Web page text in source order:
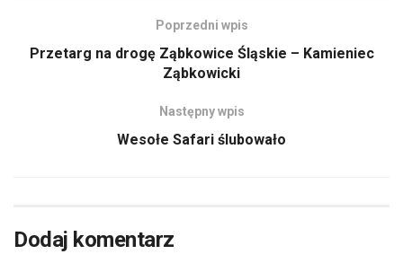
Poprzedni wpis
Przetarg na drogę Ząbkowice Śląskie – Kamieniec
Ząbkowicki
Następny wpis
Wesołe Safari ślubowało
Dodaj komentarz